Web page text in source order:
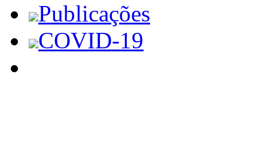
Publicações
COVID-19